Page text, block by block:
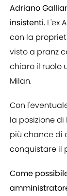
Adriano
insistenti. L'ex
con la
visto a pranz
chiaro il ruolo
Milan.
Con
la posizione
più chance di
conquistare il
Come